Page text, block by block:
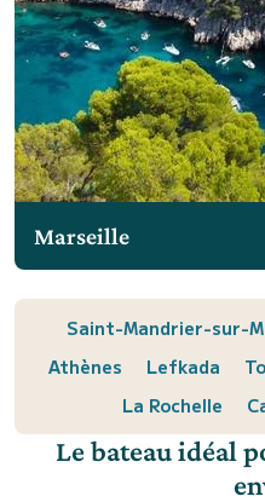
Marseille
Saint-Mandrier-sur-
Athènes
Lefkada
La Rochelle
Le bateau idéal